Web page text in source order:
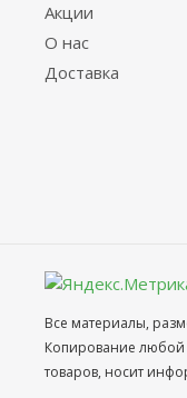
Акции
О нас
Доставка
Все материалы,
Копирование любой
товаров, носит